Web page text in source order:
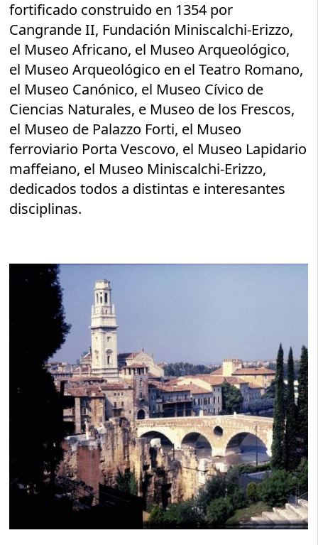
fortificado construido en 1354 por
Cangrande II, Fundación Miniscalchi-Erizzo,
el Museo Africano, el Museo Arqueológico,
el Museo Arqueológico en el Teatro Romano,
el Museo Canónico, el Museo Cívico de
Ciencias Naturales, e Museo de los Frescos,
el Museo de Palazzo Forti, el Museo
ferroviario Porta Vescovo, el Museo Lapidario
maffeiano, el Museo Miniscalchi-Erizzo,
dedicados todos a distintas e interesantes
disciplinas.